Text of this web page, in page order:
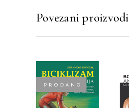
Povezani proizvodi
PRODANO